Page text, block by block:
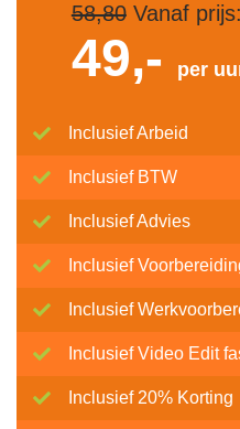
58,80Vanaf prijs:
49,- per
Inclusief Arbeid
Inclusief BTW
Inclusief Advies
Inclusief
Inclusief
Inclusief Video Edit
Inclusief 20% Korting